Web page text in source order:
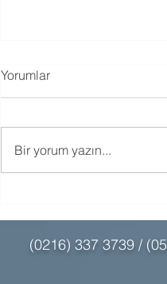
Bu Kadar
Yorumlar
Bir yorum yazın...
(0216) 337 3739 /